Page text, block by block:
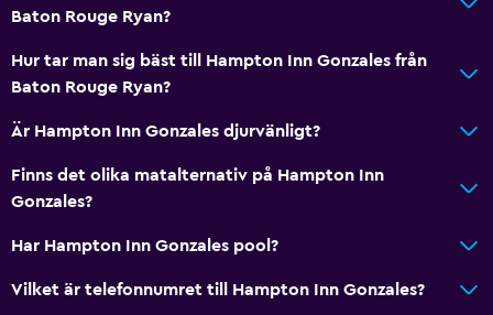
Baton Rouge Ryan?
Hur tar man sig bäst till Hampton Inn Gonzales från
Baton Rouge Ryan?
Är Hampton Inn Gonzales djurvänligt?
Finns det olika matalternativ på Hampton Inn
Gonzales?
Har Hampton Inn Gonzales pool?
Vilket är telefonnumret till Hampton Inn Gonzales?